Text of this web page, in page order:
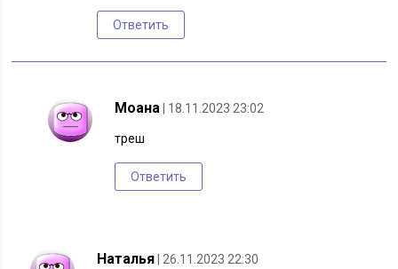
Ответить
Моана | 18.11.2023 23:02
треш
Ответить
Наталья | 26.11.2023 22:30